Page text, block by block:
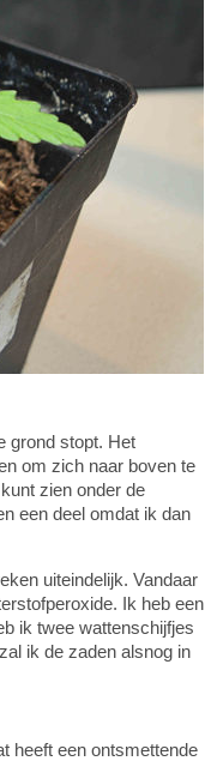
grond stopt. Het
om zich naar boven te
zien onder de
een deel omdat ik dan
uiteindelijk. Vandaar
Ik heb een
ik twee wattenschijfjes
ik de zaden alsnog in
heeft een ontsmettende